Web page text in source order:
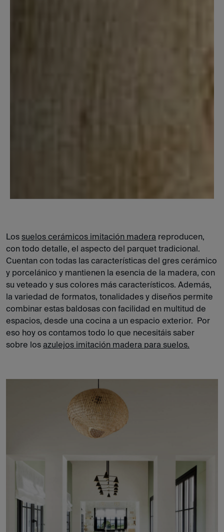
Lossuelos cerámicos imitación madera reproducen,
con todo detalle, el aspecto del parquet tradicional.
Cuentan con todas las características del gres cerámico
y porcelánico y mantienen la esencia de la madera, con
su veteado y sus colores más característicos. Además,
la variedad de formatos, tonalidades y diseños permite
combinar estas baldosas con facilidad en multitud de
espacios, desde una cocina a un espacio exterior. Por
eso hoy os contamos todo lo que necesitáis saber
sobre losazulejos imitación madera para suelos.